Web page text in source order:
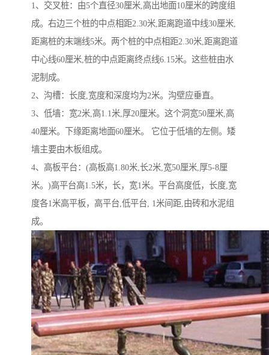
1、交叉桩：由5个直径30厘米,高出地面10厘米的跨度组
成。右边三个桩的中点相距2.30米,距离跑道中线30厘米,
距离桩的末端线5米。两个桩的中点相距2.30米,距离跑道
中心线60厘米,桩的中点距离终点线6.15米。这些桩由水
泥制成。
2、沟槽：长度,宽度和深度均为2米。沟壁应垂直。
3、低墙：宽2米,高1.1米,厚20厘米。这个洞宽50厘米,高
40厘米。下缘距离地面60厘米。 它位于低墙的左侧。矮
墙主要由木板组成。
4、高板平台：(高板高1.80米,长2米,宽50厘米,厚5-8厘
米。)高平台高1.5米，长，宽1米。平台高度低，长度,宽
度各1米高平板，高平台,低平台, 1米间距,由砖和水泥组
成。